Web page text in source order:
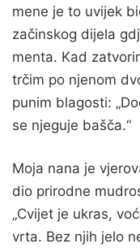
mene je to uvijek
začinskog dijela
menta. Kad
trčim po njenom
punim blagosti:
se njeguje bašča.“
Moja nana je
dio prirodne
„Cvijet je ukras,
vrta. Bez njih jelo